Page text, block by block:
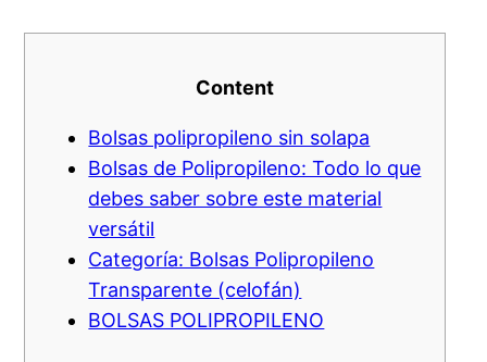
Content
Bolsas polipropileno sin solapa
Bolsas de Polipropileno: Todo lo que
debes saber sobre este material
versátil
Categoría: Bolsas Polipropileno
Transparente (celofán)
BOLSAS POLIPROPILENO